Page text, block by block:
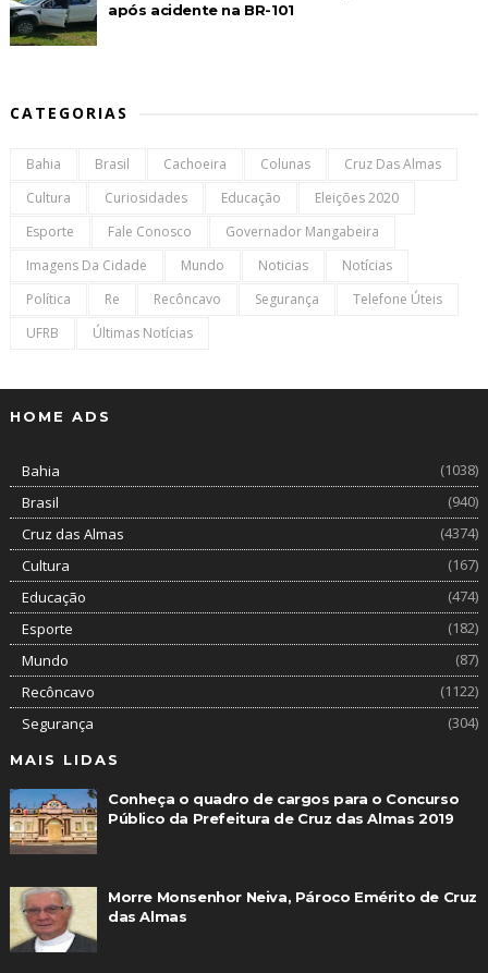
após acidente na BR-101
CATEGORIAS
Bahia Brasil Cachoeira Colunas
Cruz Das Almas
Cultura
Curiosidades Educação
Eleições 2020
Esporte
Fale Conosco
Governador Mangabeira
Imagens Da Cidade
Mundo Noticias
Notícias
Política
Re Recôncavo Segurança
Telefone Úteis
UFRB
Últimas Notícias
HOME ADS
Bahia
(1038)
Brasil
(940)
Cruz das Almas
(4374)
Cultura
(167)
Educação
(474)
Esporte
(182)
Mundo
(87)
Recôncavo
(1122)
Segurança
(304)
MAIS LIDAS
Conheça o quadro de cargos para o Concurso
Público da Prefeitura de Cruz das Almas 2019
Morre Monsenhor Neiva, Pároco Emérito de Cruz
das Almas